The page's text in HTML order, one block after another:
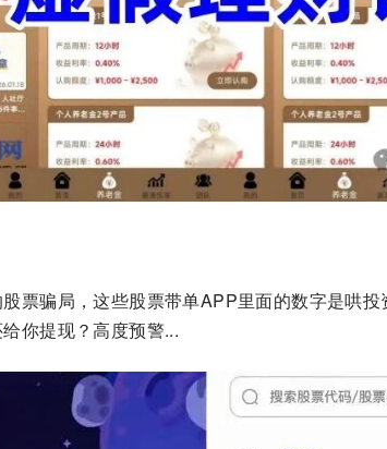
票骗局，这些股票带单APP里面的数字是哄
你提现？高度预警...